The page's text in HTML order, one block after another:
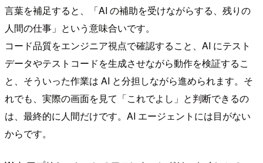
言葉を補足すると、「AI の補助を受けながらする、残りの
人間の仕事」という意味合いです。
コード品質をエンジニア視点で確認すること、AI にテスト
データやテストコードを生成させながら動作を検証するこ
と、そういった作業は AI と分担しながら進められます。そ
れでも、実際の画面を見て「これでよし」と判断できるの
は、最終的に人間だけです。AI エージェントには目がない
からです。